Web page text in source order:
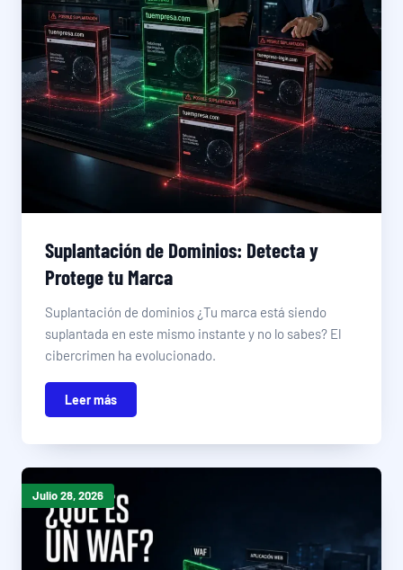
Suplantación de Dominios: Detecta y
Protege tu Marca
Suplantación de dominios ¿Tu marca está siendo
suplantada en este mismo instante y no lo sabes? El
cibercrimen ha evolucionado.
Leer más
Julio 28, 2026